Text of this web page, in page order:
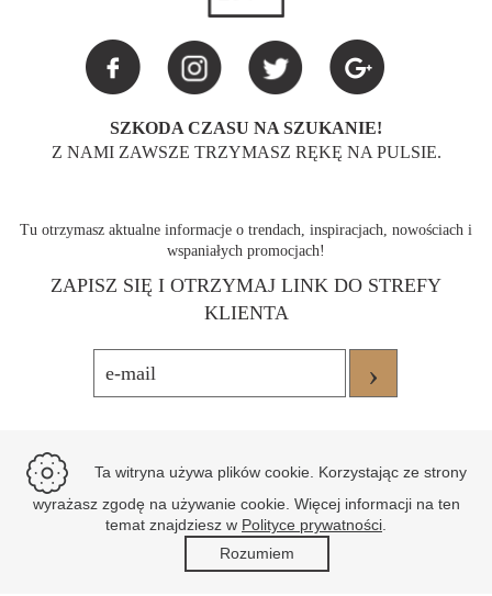
SZKODA CZASU NA SZUKANIE!
Z NAMI ZAWSZE TRZYMASZ RĘKĘ NA PULSIE.
Tu otrzymasz aktualne informacje o trendach, inspiracjach, nowościach i
wspaniałych promocjach!
ZAPISZ SIĘ I OTRZYMAJ LINK DO STREFY
KLIENTA
›
Ta witryna używa plików cookie. Korzystając ze strony
wyrażasz zgodę na używanie cookie. Więcej informacji na ten
temat znajdziesz w Polityce prywatności
Rozumiem